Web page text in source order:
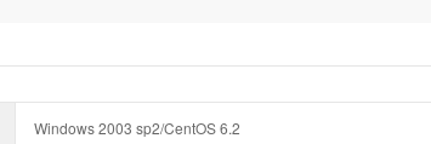
Windows 2003 sp2/CentOS 6.2